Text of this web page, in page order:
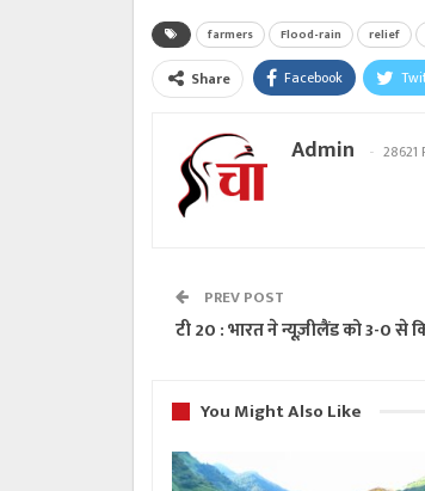
farmers Flood-rain relief
Share Facebook
Admin 28621
PREV POST
टी 20 : भारत ने न्यूज़ीलैंड को 3-0 से
You Might Also Like